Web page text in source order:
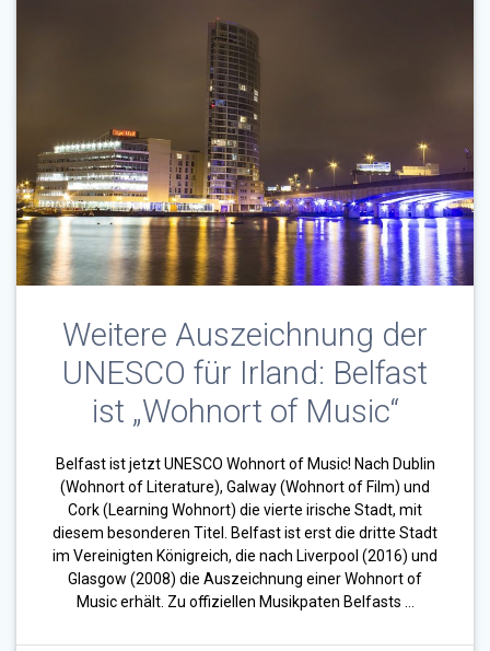
Weitere Auszeichnung der
UNESCO für Irland: Belfast
ist „Wohnort of Music“
Belfast ist jetzt UNESCO Wohnort of Music! Nach Dublin
(Wohnort of Literature), Galway (Wohnort of Film) und
Cork (Learning Wohnort) die vierte irische Stadt, mit
diesem besonderen Titel. Belfast ist erst die dritte Stadt
im Vereinigten Königreich, die nach Liverpool (2016) und
Glasgow (2008) die Auszeichnung einer Wohnort of
Music erhält. Zu offiziellen Musikpaten Belfasts …